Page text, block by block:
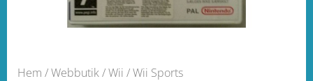
Hem /Webbutik/Wii / Wii Sports